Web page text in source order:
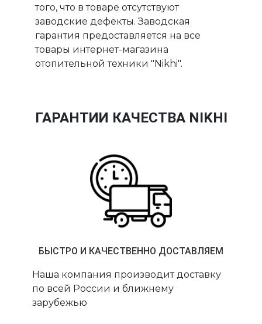
того, что в товаре отсутствуют
заводские дефекты. Заводская
гарантия предоставляется на все
товары интернет-магазина
отопительной техники "Nikhi".
ГАРАНТИИ КАЧЕСТВА NIKHI
БЫСТРО И КАЧЕСТВЕННО ДОСТАВЛЯЕМ
Наша компания производит доставку
по всей России и ближнему
зарубежью